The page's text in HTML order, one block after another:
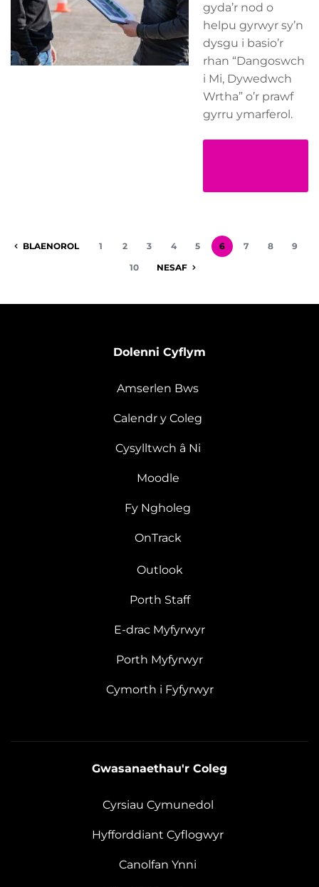
gyda’r nod o
helpu gyrwyr sy’n
dysgu i basio’r
rhan “Dangoswch
i Mi, Dywedwch
Wrtha” o’r prawf
gyrru ymarferol.
BLAENOROL 1 2 3 4 5 6 7 8
9
10
NESAF
Dolenni Cyflym
Amserlen Bws
Calendr y Coleg
Cysylltwch â Ni
Moodle
Fy Ngholeg
OnTrack
Outlook
Porth Staff
E-drac Myfyrwyr
Porth Myfyrwyr
Cymorth i Fyfyrwyr
Gwasanaethau'r Coleg
Cyrsiau Cymunedol
Hyfforddiant Cyflogwyr
Canolfan Ynni